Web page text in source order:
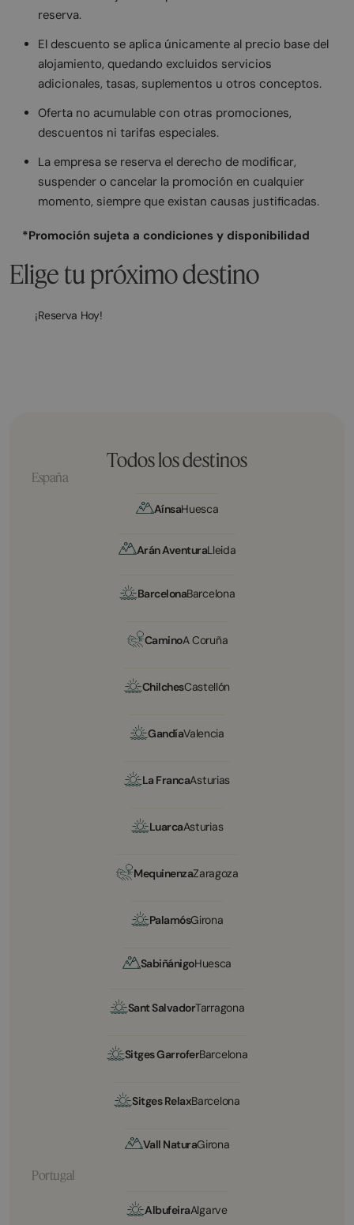
reserva.
El descuento se aplica únicamente al precio base del
alojamiento, quedando excluidos servicios
adicionales, tasas, suplementos u otros conceptos.
Oferta no acumulable con otras promociones,
descuentos ni tarifas especiales.
La empresa se reserva el derecho de modificar,
suspender o cancelar la promoción en cualquier
momento, siempre que existan causas justificadas.
*Promoción sujeta a condiciones y disponibilidad
Elige tu próximo destino
¡Reserva Hoy!
Todos los destinos
España
AínsaHuesca
Arán AventuraLleida
BarcelonaBarcelona
CaminoA Coruña
ChilchesCastellón
GandíaValencia
La FrancaAsturias
LuarcaAsturias
MequinenzaZaragoza
PalamósGirona
SabiñánigoHuesca
Sant SalvadorTarragona
Sitges GarroferBarcelona
Sitges RelaxBarcelona
Vall NaturaGirona
Portugal
AlbufeiraAlgarve